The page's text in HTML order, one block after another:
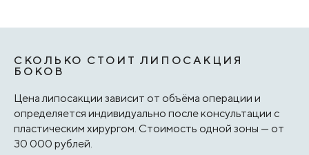
СКОЛЬКО СТОИТ ЛИПОСАКЦИЯ
БОКОВ
Цена липосакции зависит от объёма операции и
определяется индивидуально после консультации с
пластическим хирургом. Стоимость одной зоны — от
30 000 рублей.